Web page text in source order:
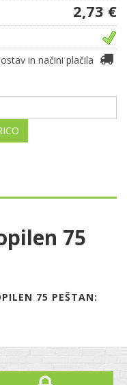
2,73 €
in načini plačila
75
75 PEŠTAN: